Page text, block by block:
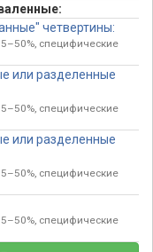
четвертины:
специфические
или разделенные
специфические
или разделенные
специфические
специфические